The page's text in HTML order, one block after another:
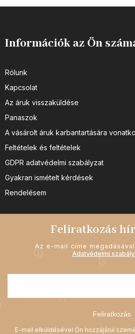
Információk az Ön
Rólunk
Kapcsolat
Az áruk visszaküldése
Panaszok
A vásárolt áruk karbantartására
Feltételek és feltételek
GDPR adatvédelmi szabályzat
Gyakran ismételt kérdések
Rendelésem
Feliratkozás
Az e-mail címe
Adatvédelmi
Feliratkozás